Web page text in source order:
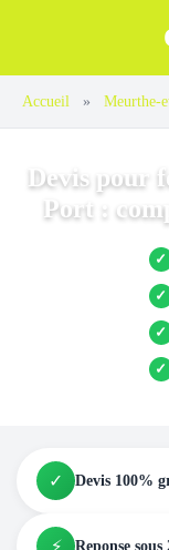
Accueil » Meurthe-
Devis pour
Port :
✓
✓
✓
✓
✓ Devis 100%
⚡ Reponse sous